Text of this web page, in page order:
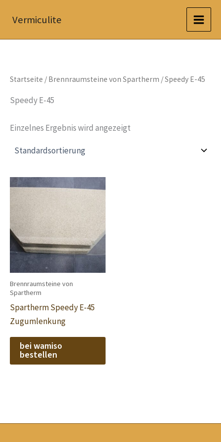
InhaltVermiculite
Startseite / Brennraumsteine von Spartherm / Speedy E-45
Speedy E-45
Einzelnes Ergebnis wird angezeigt
Brennraumsteine von
Spartherm
Spartherm Speedy E-45
Zugumlenkung
bei wamiso
bestellen